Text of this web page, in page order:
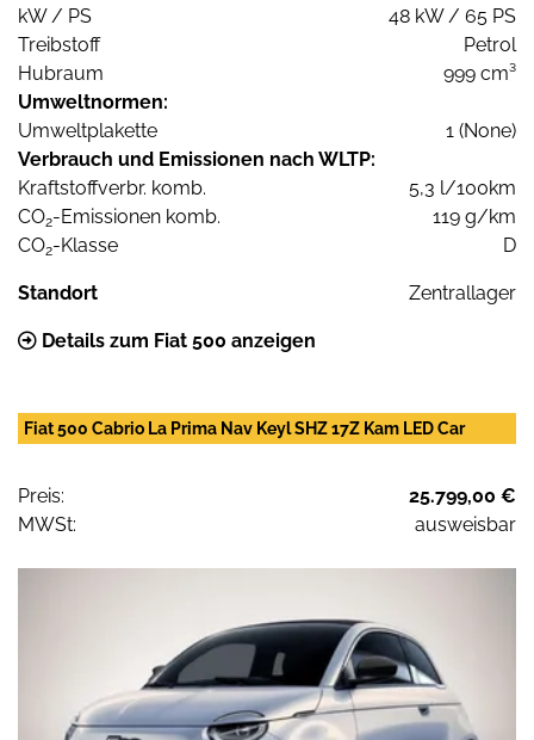
kW / PS
48 kW / 65 PS
Treibstoff
Petrol
Hubraum
999 cm³
Umweltnormen:
Umweltplakette
1 (None)
Verbrauch und Emissionen nach WLTP:
Kraftstoffverbr. komb.
5,3 l/100km
CO2-Emissionen komb.
119 g/km
CO2-Klasse D
Standort Zentrallager
Details zum Fiat 500 anzeigen
Fiat 500 Cabrio La Prima Nav Keyl SHZ 17Z Kam LED Car
Preis:
25.799,00 €
MWSt:
ausweisbar